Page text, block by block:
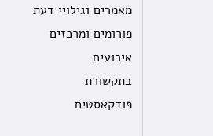
מאמרים וגילויי דעת
פורומים ומרכזים
אירועים
בתקשורת
פודקאסטים